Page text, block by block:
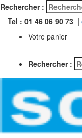
Rechercher :
Tel : 01 46 06 90 73 |
Votre panier
Rechercher :